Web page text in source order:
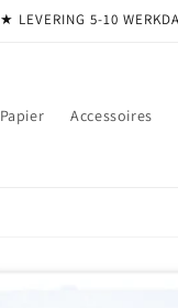
★ LEVERING 5-10
Papier Accessoires